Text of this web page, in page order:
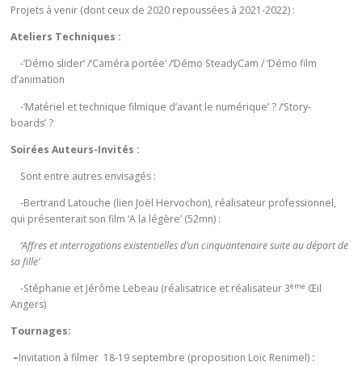
Projets à venir (dont ceux de 2020 repoussées à 2021-2022) :
Ateliers Techniques :
-‘Démo slider’ /‘Caméra portée’ /‘Démo SteadyCam / ‘Démo film
d’animation
-‘Matériel et technique filmique d’avant le numérique’ ? /‘Story-
boards’ ?
Soirées Auteurs-Invités :
Sont entre autres envisagés :
-Bertrand Latouche (lien Joël Hervochon), réalisateur professionnel,
qui présenterait son film ‘A la légère’ (52mn) :
‘Affres et interrogations existentielles d’un cinquantenaire suite au départ de
sa fille’
-Stéphanie et Jérôme Lebeau (réalisatrice et réalisateur 3ème Œil
Angers)
Tournages:
–Invitation à filmer 18-19 septembre (proposition Loïc Renimel) :